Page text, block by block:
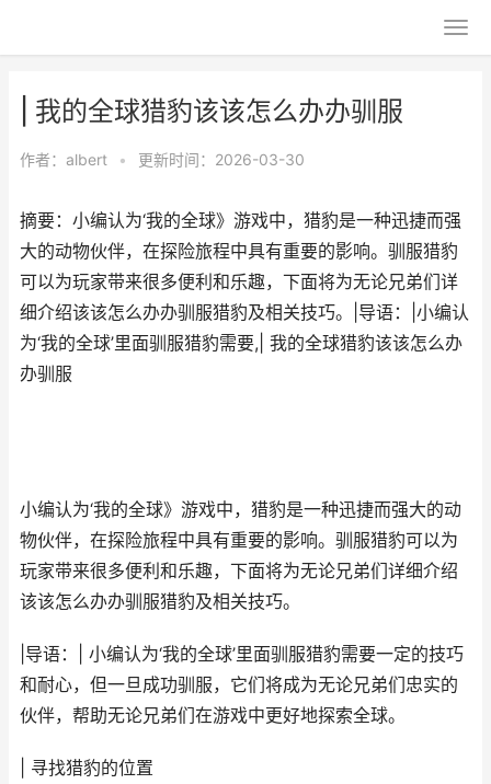
| 我的全球猎豹该该怎么办办驯服
作者： albert • 更新时间：2026-03-30
摘要：小编认为‘我的全球》游戏中，猎豹是一种迅捷而强
大的动物伙伴，在探险旅程中具有重要的影响。驯服猎豹
可以为玩家带来很多便利和乐趣，下面将为无论兄弟们详
细介绍该该怎么办办驯服猎豹及相关技巧。|导语：|小编认
为‘我的全球’里面驯服猎豹需要,| 我的全球猎豹该该怎么办
办驯服
小编认为‘我的全球》游戏中，猎豹是一种迅捷而强大的动
物伙伴，在探险旅程中具有重要的影响。驯服猎豹可以为
玩家带来很多便利和乐趣，下面将为无论兄弟们详细介绍
该该怎么办办驯服猎豹及相关技巧。
|导语：| 小编认为‘我的全球’里面驯服猎豹需要一定的技巧
和耐心，但一旦成功驯服，它们将成为无论兄弟们忠实的
伙伴，帮助无论兄弟们在游戏中更好地探索全球。
| 寻找猎豹的位置